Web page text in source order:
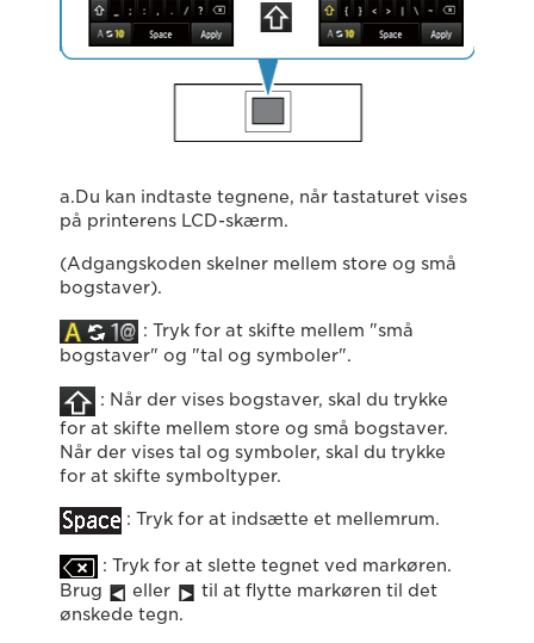
a.Du kan indtaste tegnene, når tastaturet vises
på printerens LCD-skærm.
(Adgangskoden skelner mellem store og små
bogstaver).
: Tryk for at skifte mellem "små
bogstaver" og "tal og symboler".
: Når der vises bogstaver, skal du trykke
for at skifte mellem store og små bogstaver.
Når der vises tal og symboler, skal du trykke
for at skifte symboltyper.
: Tryk for at indsætte et mellemrum.
: Tryk for at slette tegnet ved markøren.
Brug
eller
til at flytte markøren til det
ønskede tegn.